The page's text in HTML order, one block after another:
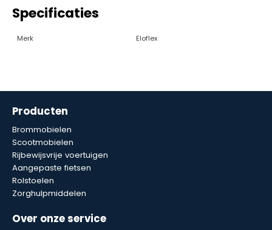
Specificaties
Merk Eloflex
Producten
Brommobielen
Scootmobielen
Rijbewijsvrije voertuigen
Aangepaste fietsen
Rolstoelen
Zorghulpmiddelen
Over onze service